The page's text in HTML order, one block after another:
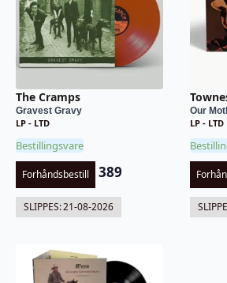
The Cramps
Gravest Gravy
LP - LTD
Bestillingsvare
Forhåndsbestill 389
SLIPPES:21-08-2026
Our
LP - LTD